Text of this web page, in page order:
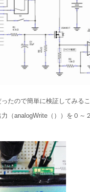
たので簡単に検証してみる
（analogWrite（））を０